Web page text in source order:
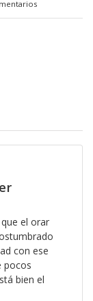
el orar
con ese
pocos
bien el